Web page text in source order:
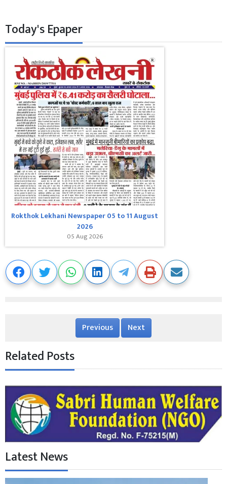
Today's Epaper
Rokthok Lekhani Newspaper 05 to 11 August
2026
05 Aug 2026
Previous Next
Related Posts
Latest News